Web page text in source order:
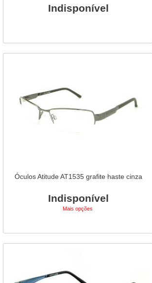
Indisponível
Óculos Atitude AT1535 grafite haste cinza
Indisponível
Mais opções